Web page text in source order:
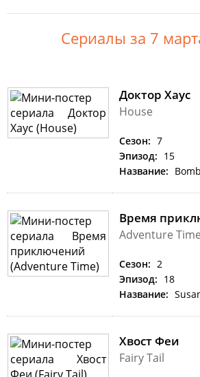
Сериалы за 7
Доктор Хаус
House
Сезон: 7
Эпизод: 15
Название:
Время
Adventure Time
Сезон: 2
Эпизод: 18
Название:
Хвост Феи
Fairy Tail